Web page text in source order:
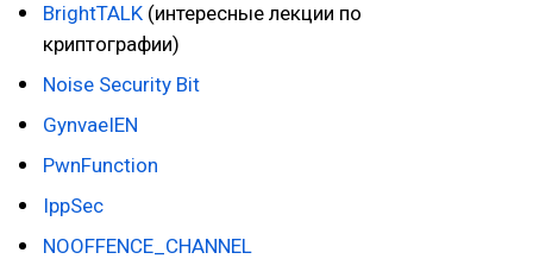
BrightTALK (интересные лекции по
криптографии)
Noise Security Bit
GynvaeIEN
PwnFunction
IppSec
NOOFFENCE_CHANNEL